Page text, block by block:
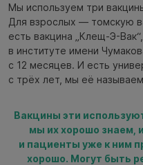
Мы используем три
Для взрослых — томскую
есть вакцина „Клещ-Э-
в институте имени
с 12 месяцев. И есть
с трёх лет, мы её
Вакцины эти
мы их хорошо знаем,
и пациенты уже к ним
хорошо. Могут быть